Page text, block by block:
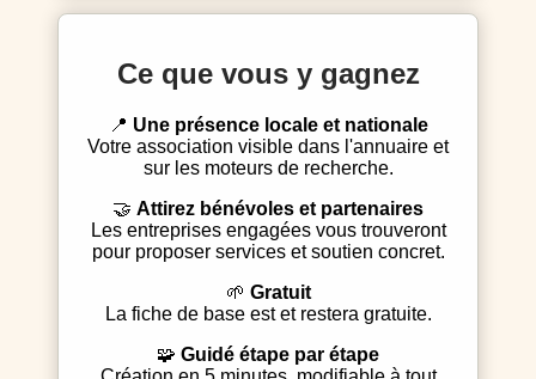
Ce que vous y gagnez
Une présence locale et nationale
Votre association visible dans l'annuaire et
sur les moteurs de recherche.
Attirez bénévoles et partenaires
Les entreprises engagées vous trouveront
pour proposer services et soutien concret.
Gratuit
La fiche de base est et restera gratuite.
Guidé étape par étape